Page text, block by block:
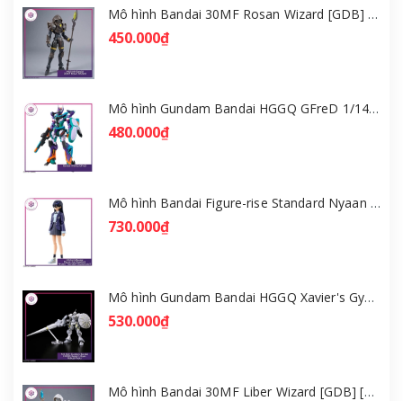
Mô hình Bandai 30MF Rosan Wizard [GDB] [30MF]
450.000₫
Mô hình Gundam Bandai HGGQ GFreD 1/144 [GDB] [BHG]
480.000₫
Mô hình Bandai Figure-rise Standard Nyaan - Gundam GQuuuuuuX [GDB] [FRS]
730.000₫
Mô hình Gundam Bandai HGGQ Xavier's Gyan Hakuji-Packs 1/144 [GDB] [BHG]
530.000₫
Mô hình Bandai 30MF Liber Wizard [GDB] [30MF]